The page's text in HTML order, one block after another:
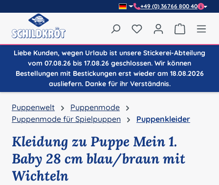
+49 (0) 36766 800 40
Du hast 0 Produkte
Liebe Kunden, wegen Urlaub ist unsere Stickerei-Abteilung
vom 07.08.26 bis 17.08.26 geschlossen. Wir können
Bestellungen mit Bestickungen erst wieder am 18.08.2026
ausliefern. Danke für ihr Verständnis.
Puppenwelt
Puppenmode
Puppenmode für Spielpuppen
Puppenkleider
Kleidung zu Puppe Mein 1.
Baby 28 cm blau/braun mit
Wichteln